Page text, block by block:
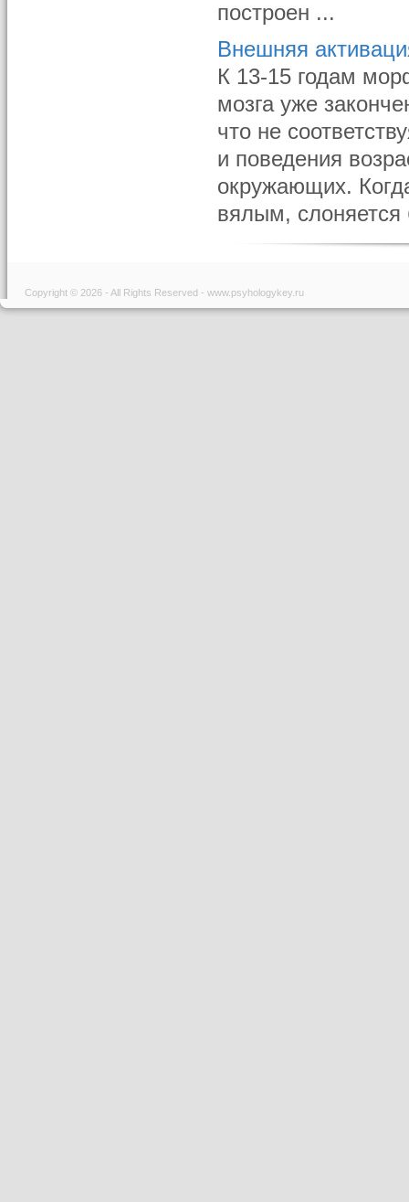
построен ...
Внешняя
К 13-15 годам
мозга уже
что не
и поведения
окружающих.
вялым, слоняется
Copyright © 2026 - All Rights Reserved - www.psyhologykey.ru